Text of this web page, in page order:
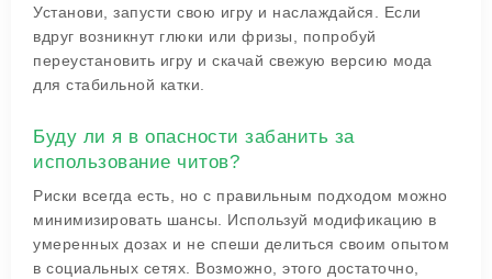
Установи, запусти свою игру и наслаждайся. Если
вдруг возникнут глюки или фризы, попробуй
переустановить игру и скачай свежую версию мода
для стабильной катки.
Буду ли я в опасности забанить за
использование читов?
Риски всегда есть, но с правильным подходом можно
минимизировать шансы. Используй модификацию в
умеренных дозах и не спеши делиться своим опытом
в социальных сетях. Возможно, этого достаточно,